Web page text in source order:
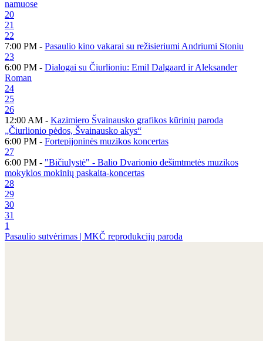
namuose
20
21
22
7:00 PM - Pasaulio kino vakarai su režisieriumi Andriumi Stoniu
23
6:00 PM - Dialogai su Čiurlioniu: Emil Dalgaard ir Aleksander
Roman
24
25
26
12:00 AM - Kazimiero Švainausko grafikos kūrinių paroda
„Čiurlionio pėdos, Švainausko akys“
6:00 PM - Fortepijoninės muzikos koncertas
27
6:00 PM - "Bičiulystė" - Balio Dvarionio dešimtmetės muzikos
mokyklos mokinių paskaita-koncertas
28
29
30
31
1
Pasaulio sutvėrimas | MKČ reprodukcijų paroda